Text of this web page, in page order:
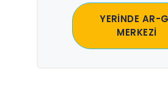
YERİNDE AR-
MERKEZİ